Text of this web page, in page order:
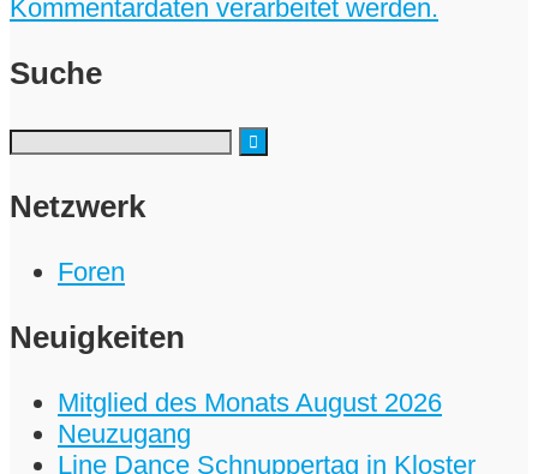
Kommentardaten verarbeitet werden.
Suche
Netzwerk
Foren
Neuigkeiten
Mitglied des Monats August 2026
Neuzugang
Line Dance Schnuppertag in Kloster